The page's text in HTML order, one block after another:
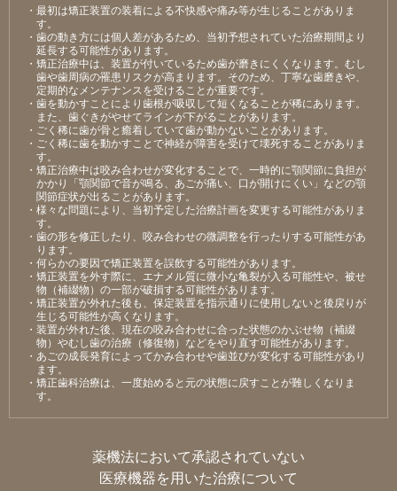
・最初は矯正装置の装着による不快感や痛み等が⽣じることがありま
す。
・⻭の動き⽅には個⼈差があるため、当初予想されていた治療期間より
延⻑する可能性があります。
・矯正治療中は、装置が付いているため⻭が磨きにくくなります。むし
⻭や⻭周病の罹患リスクが⾼まります。そのため、丁寧な⻭磨きや、
定期的なメンテナンスを受けることが重要です。
・⻭を動かすことにより⻭根が吸収して短くなることが稀にあります。
また、⻭ぐきがやせてラインが下がることがあります。
・ごく稀に⻭が⾻と癒着していて⻭が動かないことがあります。
・ごく稀に⻭を動かすことで神経が障害を受けて壊死することがありま
す。
・矯正治療中は咬み合わせが変化することで、⼀時的に顎関節に負担が
かかり「顎関節で⾳が鳴る、あごが痛い、⼝が開けにくい」などの顎
関節症状が出ることがあります。
・様々な問題により、当初予定した治療計画を変更する可能性がありま
す。
・⻭の形を修正したり、咬み合わせの微調整を⾏ったりする可能性があ
ります。
・何らかの要因で矯正装置を誤飲する可能性があります。
・矯正装置を外す際に、エナメル質に微⼩な⻲裂が⼊る可能性や、被せ
物（補綴物）の⼀部が破損する可能性があります。
・矯正装置が外れた後も、保定装置を指⽰通りに使⽤しないと後戻りが
⽣じる可能性が⾼くなります。
・装置が外れた後、現在の咬み合わせに合った状態のかぶせ物（補綴
物）やむし⻭の治療（修復物）などをやり直す可能性があります。
・あごの成⻑発育によってかみ合わせや⻭並びが変化する可能性があり
ます。
・矯正⻭科治療は、⼀度始めると元の状態に戻すことが難しくなりま
す。
薬機法において承認されていない
医療機器を用いた治療について